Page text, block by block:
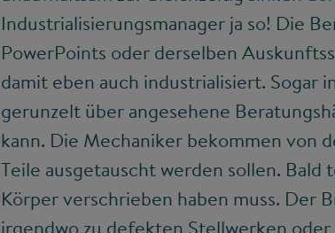
Industrialisierungsmanager ja so! Die
PowerPoints oder derselben
damit eben auch industrialisiert. Sogar
gerunzelt über angesehene
kann. Die Mechaniker bekommen von
Teile ausgetauscht werden sollen.
Körper verschrieben haben muss. Der
irgendwo zu defekten Stellwerken